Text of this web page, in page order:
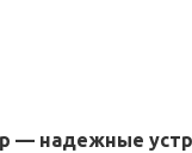
— надежные